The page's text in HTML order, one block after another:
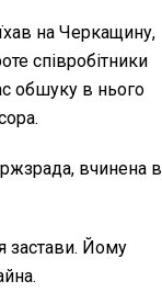
на Черкащину,
співробітники
обшуку в нього
вчинена в
застави. Йому